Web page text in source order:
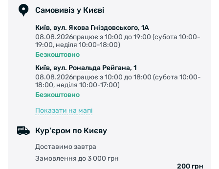
Матеріал: Алюміній.
Кований
Самовивіз у Києві
Київ, вул. Якова Гніздовського, 1А
08.08.2026працює з 10:00 до 19:00 (субота 10:00-
19:00, неділя 10:00-18:00)
Безкоштовно
Київ, вул. Рональда Рейгана, 1
08.08.2026працює з 10:00 до 18:00 (субота 10:00-
18:00, неділя 10:00-17:00)
Безкоштовно
Показати на мапі
Кур'єром по Києву
Доставимо завтра
Замовлення до 3 000 грн
200 грн